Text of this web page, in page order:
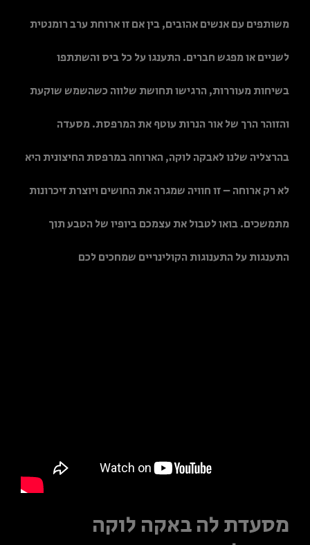
משותפים עם אנשים אהובים, בין אם זו ארוחת ערב רומנטית
לשניים או מפגש חברים. התענגו על כל ביס והשתתפו
בשיחות מעוררות, הרגישו תחושת שלווה כשהשמש שוקעת
והזוהר הרך של אור הנרות עוטף את המרפסת. מסעדה
בהרצליה שלנו לאבקה לוקה, הארוחה במרפסת החיצונית היא
לא רק ארוחה – זו חוויה שמגרה את החושים ויוצרת זיכרונות
מתמשכים. בואו לטבול את עצמכם ביופיו של הטבע תוך
התענגות על התענוגות הקולינריים שמחכים לכם
מסעדת לה באקה לוקה